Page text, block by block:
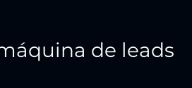
de leads